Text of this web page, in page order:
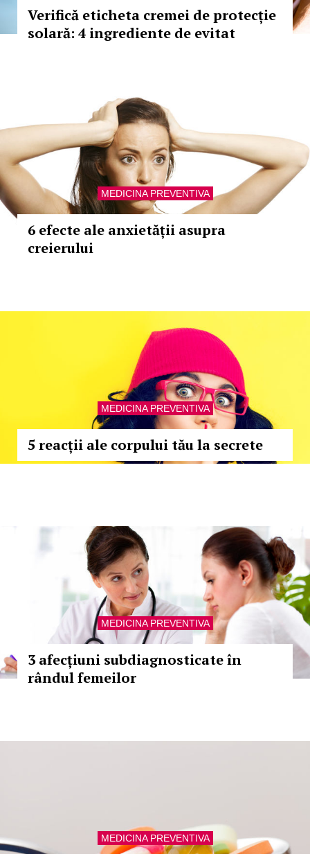
Verifică eticheta cremei de protecție
solară: 4 ingrediente de evitat
MEDICINA PREVENTIVA
6 efecte ale anxietății asupra
creierului
MEDICINA PREVENTIVA
5 reacții ale corpului tău la secrete
MEDICINA PREVENTIVA
3 afecțiuni subdiagnosticate în
rândul femeilor
MEDICINA PREVENTIVA